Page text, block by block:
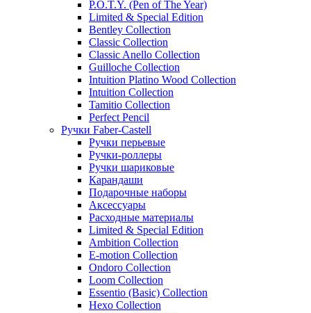
P.O.T.Y. (Pen of The Year)
Limited & Special Edition
Bentley Collection
Classic Collection
Classic Anello Collection
Guilloche Collection
Intuition Platino Wood Collection
Intuition Collection
Tamitio Collection
Perfect Pencil
Ручки Faber-Castell
Ручки перьевые
Ручки-роллеры
Ручки шариковые
Карандаши
Подарочные наборы
Аксессуары
Расходные материалы
Limited & Special Edition
Ambition Collection
E-motion Collection
Ondoro Collection
Loom Collection
Essentio (Basic) Collection
Hexo Collection